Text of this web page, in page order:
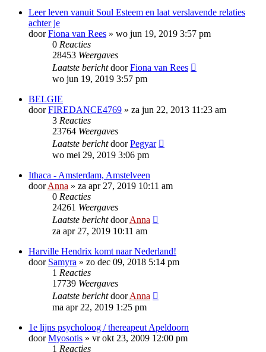
Leer leven vanuit Soul Esteem en laat verslavende relaties
achter je
doorFiona van Rees » wo jun 19, 2019 3:57 pm
0 Reacties
28453 Weergaves
Laatste berichtdoorFiona van Rees
wo jun 19, 2019 3:57 pm
BELGIE
doorFIREDANCE4769 » za jun 22, 2013 11:23 am
3 Reacties
23764 Weergaves
Laatste berichtdoorPegyar
wo mei 29, 2019 3:06 pm
Ithaca - Amsterdam, Amstelveen
doorAnna » za apr 27, 2019 10:11 am
0 Reacties
24261 Weergaves
Laatste berichtdoorAnna
za apr 27, 2019 10:11 am
Harville Hendrix komt naar Nederland!
door Samyra » zo dec 09, 2018 5:14 pm
1 Reacties
17739 Weergaves
Laatste berichtdoorAnna
ma apr 22, 2019 1:25 pm
1e lijns psycholoog / thereapeut Apeldoorn
doorMyosotis » vr okt 23, 2009 12:00 pm
1 Reacties